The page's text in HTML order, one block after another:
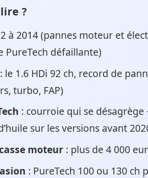
?
à 2014 (pannes moteur et
PureTech défaillante)
: le 1.6 HDi 92 ch, record de
turbo, FAP)
: courroie qui se désagrège
sur les versions avant
moteur : plus de 4 000
: PureTech 100 ou 130 ch